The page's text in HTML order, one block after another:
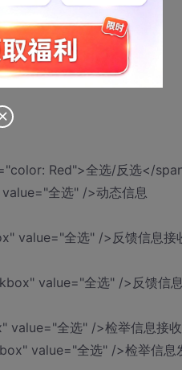
Red">全选/反选</
全选" />动态信息
value="全选" />反馈信息接
value="全选" />反馈信
全选" />检举信息接
value="全选" />检举信息